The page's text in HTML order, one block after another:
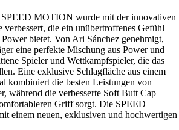
SPEED MOTION wurde mit der innovativen
die ein unübertroffenes Gefühl
bietet. Von Ari Sánchez genehmigt,
eine perfekte Mischung aus Power und
Spieler und Wettkampfspieler, die das
Eine exklusive Schlagfläche aus einem
kombiniert die besten Leistungen von
während die verbesserte Soft Butt Cap
Griff sorgt. Die SPEED
einem neuen, exklusiven und hochwertigen